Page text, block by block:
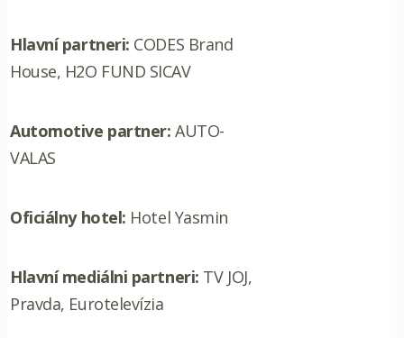
Hlavní partneri: CODES Brand
House, H2O FUND SICAV
Automotive partner: AUTO-
VALAS
Oficiálny hotel: Hotel Yasmin
Hlavní mediálni partneri: TV JOJ,
Pravda, Eurotelevízia